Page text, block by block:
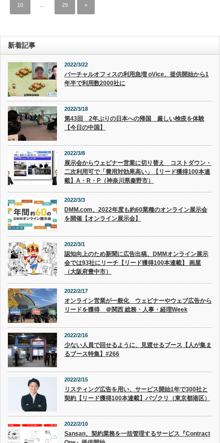
10 29 »
新着記事
2022/3/22
バーチャルオフィスの利用急増 oVice、提供開始から1
年半で利用数2000社に
2022/3/18
第43回 2年ぶりの日本への帰国 厳しい検疫を体験
【今日の中国】
2022/3/8
展示会からウェビナー営業に切り替え コストダウン・
二次利用可で「費用対効果高い」【リード獲得100本連
載】A・R・P（神奈川県秦野市）
2022/3/3
DMM.com、2022年度も約60業種のオンライン展示会
を開催【オンライン展示会】
2022/3/1
認知向上のため新聞に広告出稿、DMMオンライン展示
会では93社にリーチ【リード獲得100本連載】 画屋
（大阪府豊中市）
2022/2/17
オンライン営業が一般化 ウェビナーやウェブ広告から
リードを獲得 ＠関西 総務・人事・経理Week
2022/2/16
少ない人員で回せるように、見渡せるブース【人が集ま
るブース特集】#266
2022/2/15
リスティング広告を用い、サービス開始1年で300社と
契約【リード獲得100本連載】バヅクリ（東京都港区）
2022/2/10
Sansan、契約業務を一括管理するサービス『Contract